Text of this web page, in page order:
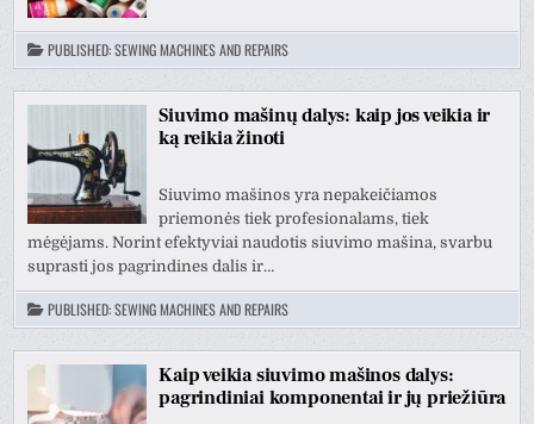
PUBLISHED:SEWING MACHINES AND REPAIRS
Siuvimo mašinų dalys: kaip jos veikia ir
ką reikia žinoti
Siuvimo mašinos yra nepakeičiamos
priemonės tiek profesionalams, tiek
mėgėjams. Norint efektyviai naudotis siuvimo mašina, svarbu
suprasti jos pagrindines dalis ir…
PUBLISHED:SEWING MACHINES AND REPAIRS
Kaip veikia siuvimo mašinos dalys:
pagrindiniai komponentai ir jų priežiūra